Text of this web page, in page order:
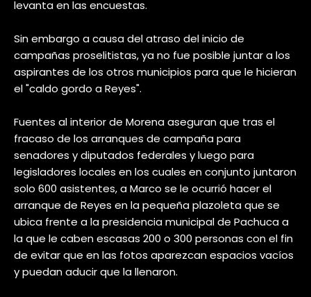
levanta en las encuestas.
Sin embargo a causa del atraso del inicio de
campañas proselitistas, ya no fue posible juntar a los
aspirantes de los otros municipios para que le hicieran
el "caldo gordo a Reyes".
Fuentes al interior de Morena aseguran que tras el
fracaso de los arranques de campaña para
senadores y diputados federales y luego para
legisladores locales en los cuales en conjunto juntaron
solo 600 asistentes, a Marco se le ocurrió hacer el
arranque de Reyes en la pequeña plazoleta que se
ubica frente a la presidencia municipal de Pachuca a
la que le caben escasas 200 o 300 personas con el fin
de evitar que en las fotos aparezcan espacios vacíos
y puedan aducir que la llenaron.